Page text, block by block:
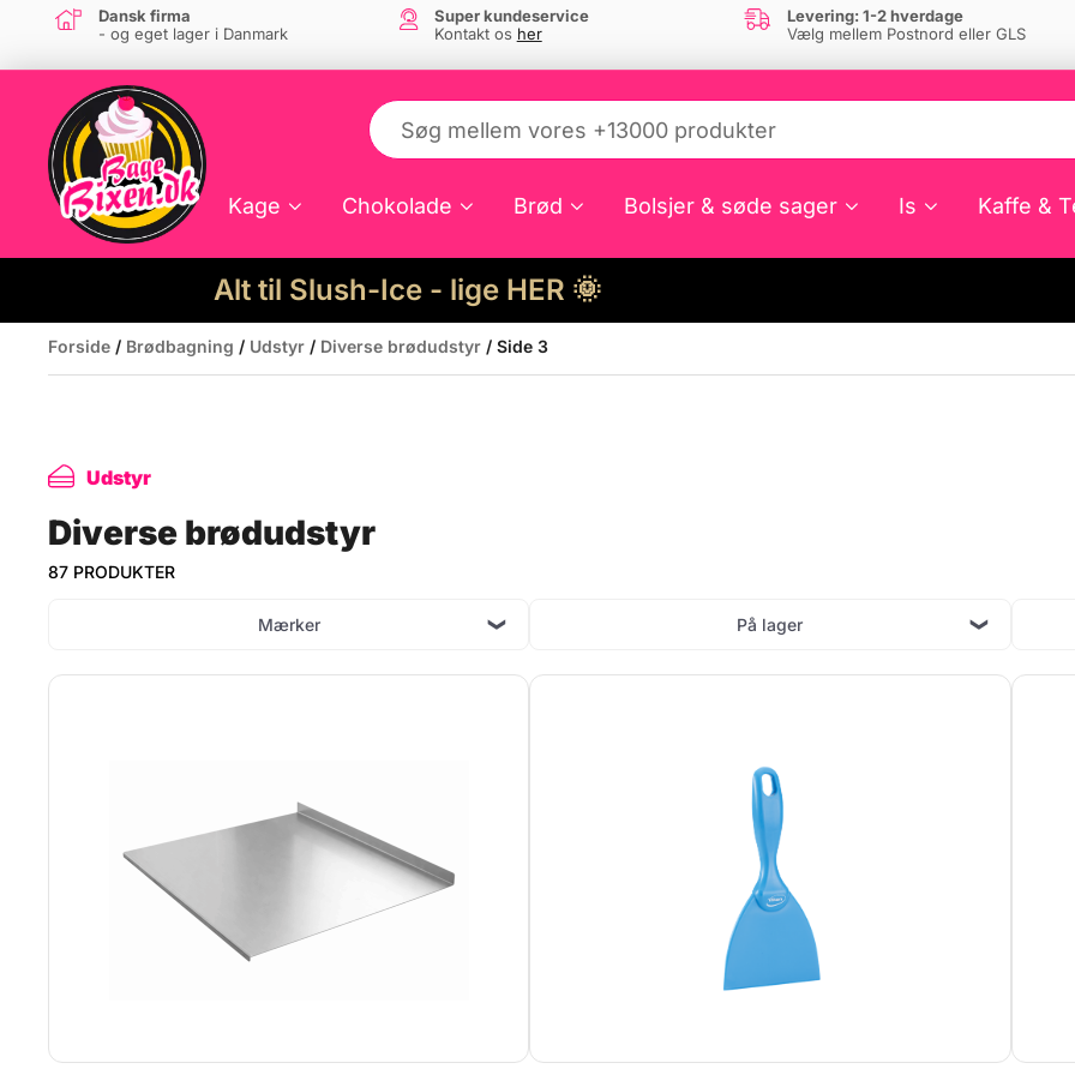
Dansk firma
- og eget lager i Danmark
Super kundeservice
Kontakt os her
Levering: 1-2 hverdage
Vælg mellem Postnord eller GLS
Kage Chokolade Brød Bolsjer & søde sager Is Kaffe &
Alt til Slush-Ice - lige HER 🌞
Forside / Brødbagning / Udstyr / Diverse brødudstyr / Side 3
Udstyr
Diverse brødudstyr
87 PRODUKTER
Mærker På lager